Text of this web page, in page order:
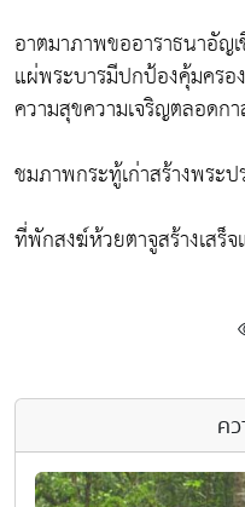
อาตมาภาพขออาราธนาอัญ
แผ่พระบารมีปกป้องคุ้มคร
ความสุขความเจริญตลอดก
ชมภาพกระทู้เก่าสร้างพระ
ที่พักสงฆ์ห้วยตาจูสร้างเสร็
ค